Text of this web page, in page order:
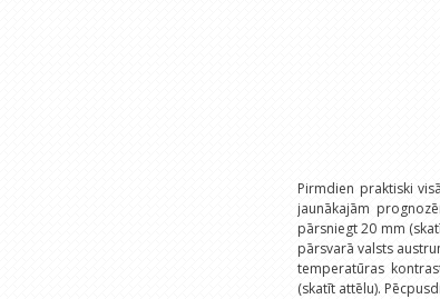
Pirmdien praktiski
jaunākajām
pārsniegt 20 mm
pārsvarā valsts
temperatūras
(skatīt attēlu).